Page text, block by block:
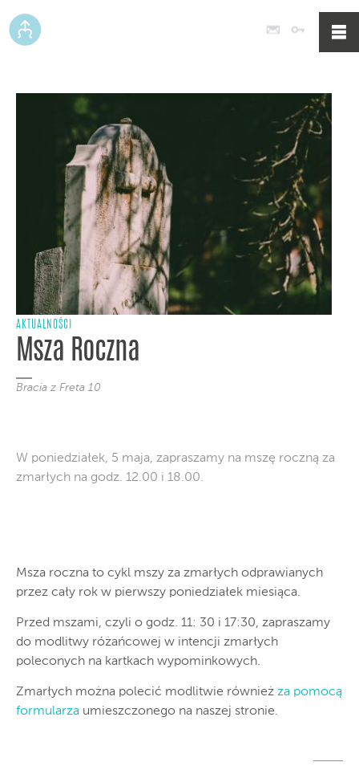
Poczta
AKTUALNOŚCI
Msza Roczna
Bracia z Freta 10
W poniedziałek, 5 maja, zapraszamy na mszę roczną za
zmarłych na godz. 12.00 i 18.00.
Msza roczna to cykl mszy za zmarłych odprawianych
przez cały rok w pierwszy poniedziałek miesiąca.
Przed mszami, czyli o godz. 11: 30 i 17:30, zapraszamy
do modlitwy różańcowej w intencji zmarłych
poleconych na kartkach wypominkowych.
Zmarłych można polecić modlitwie również za pomocą
formularza umieszczonego na naszej stronie.